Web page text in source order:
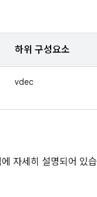
하위 구성요소
vdec
자세히 설명되어 있습